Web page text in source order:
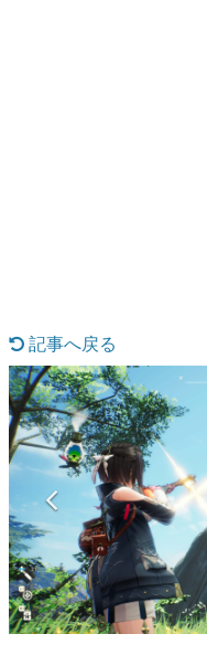
具体的な形か
です。
ゲームが変
「経験値」「
の起源や用
イニーP氏が徹
カテゴリ
特集記事
マンガ
記事へ戻る